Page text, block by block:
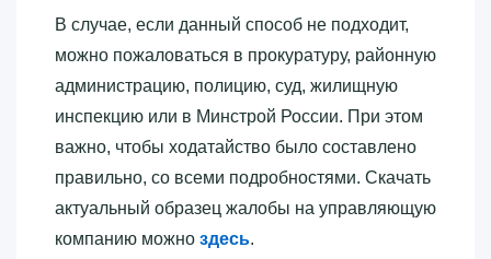
В случае, если данный способ не подходит,
можно пожаловаться в прокуратуру, районную
администрацию, полицию, суд, жилищную
инспекцию или в Минстрой России. При этом
важно, чтобы ходатайство было составлено
правильно, со всеми подробностями. Скачать
актуальный образец жалобы на управляющую
компанию можно здесь.